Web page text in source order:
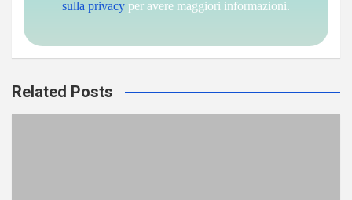
sulla privacy per avere maggiori informazioni.
Related Posts